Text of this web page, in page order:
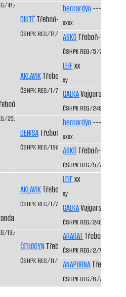
47/83
Kopeček CS
25/82
CS
13/81
DIKTÉTřeboň-Kopeček CS
ČSHPK REG/17/81
AKLAVIKTřeboň-Kopeček CS
ČSHPK REG/1/77
DENISATřeboň-Kopeček CS
ČSHPK REG/18a/81
AKLAVIKTřeboň-Kopeček CS
ČSHPK REG/1/77
ČEHOOYNTřeboň-Kopeček CS
ČSHPK REG/11/79
bernardýn----
xxxx
ASKÖTřeboň-Kopeček
ČSHPK REG/5/77
LEIFxx
xy
GALKAVajgarské vrchy
ČSHPK REG/2484/72
bernardýn----
xxxx
ASKÖTřeboň-Kopeček
ČSHPK REG/5/77
LEIFxx
xy
GALKAVajgarské vrchy
ČSHPK REG/2484/72
ARARAT Třeboň-
ČSHPK REG/2/77
ANAPURNATřeboň-
ČSHPK REG/6/77